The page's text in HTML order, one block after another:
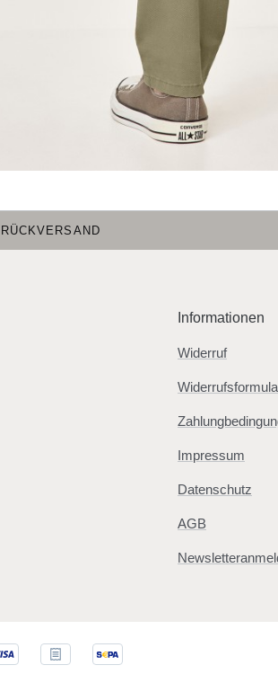
Informationen
Widerruf
Impressum
Datenschutz
AGB